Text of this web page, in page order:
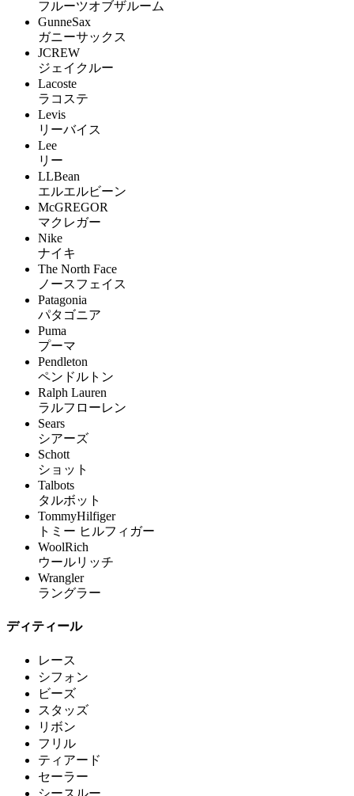
フルーツオブザルーム
GunneSax
ガニーサックス
JCREW
ジェイクルー
Lacoste
ラコステ
Levis
リーバイス
Lee
リー
LLBean
エルエルビーン
McGREGOR
マクレガー
Nike
ナイキ
The North Face
ノースフェイス
Patagonia
パタゴニア
Puma
プーマ
Pendleton
ペンドルトン
Ralph Lauren
ラルフローレン
Sears
シアーズ
Schott
ショット
Talbots
タルボット
TommyHilfiger
トミー ヒルフィガー
WoolRich
ウールリッチ
Wrangler
ラングラー
ディティール
レース
シフォン
ビーズ
スタッズ
リボン
フリル
ティアード
セーラー
シースルー